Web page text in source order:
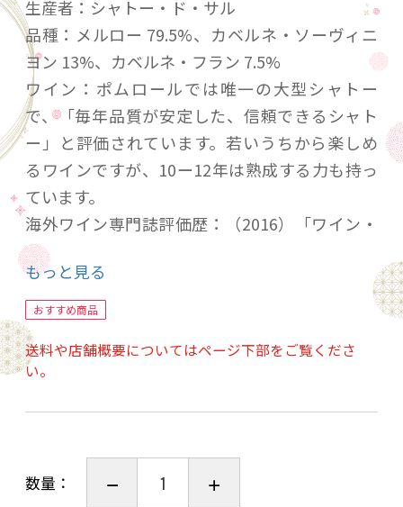
生産者：シャトー・ド・サル
品種：メルロー 79.5%、カベルネ・ソーヴィニ
ヨン 13%、カベルネ・フラン 7.5%
ワイン：ポムロールでは唯一の大型シャトー
で、「毎年品質が安定した、信頼できるシャト
ー」と評価されています。若いうちから楽しめ
るワインですが、10ー12年は熟成する力も持っ
ています。
海外ワイン専門誌評価歴：（2016）「ワイン・
エンスージアスト」 93点
20歳未満の飲酒は法律で禁止されています。当
店は20歳未満の方への酒類の販売はいたしてお
りません。
わせ欄」に、生年月日を必ず入力してくださ
は、お問い合わせ欄への入力は不要です。
もっと見る
おすすめ商品
送料や店舗概要についてはページ下部をご覧くださ
い。
数量：